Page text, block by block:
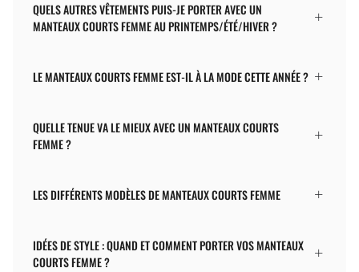
QUELS AUTRES VÊTEMENTS PUIS-JE PORTER AVEC UN
MANTEAUX COURTS FEMME AU PRINTEMPS/ÉTÉ/HIVER ?
LE MANTEAUX COURTS FEMME EST-IL À LA MODE CETTE ANNÉE ?
QUELLE TENUE VA LE MIEUX AVEC UN MANTEAUX COURTS
FEMME ?
LES DIFFÉRENTS MODÈLES DE MANTEAUX COURTS FEMME
IDÉES DE STYLE : QUAND ET COMMENT PORTER VOS MANTEAUX
COURTS FEMME ?